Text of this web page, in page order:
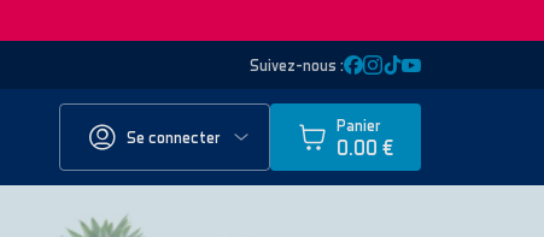
Suivez-nous :
Se connecter
Panier
0.00 €